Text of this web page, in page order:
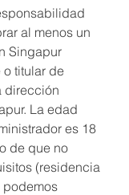
al menos un
Singapur
titular de
dirección
La edad
es 18
de que no
(residencia
podemos